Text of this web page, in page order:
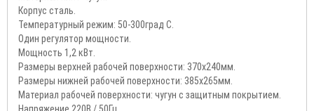
Корпус сталь.
Температурный режим: 50-300град С.
Один регулятор мощности.
Мощность 1,2 кВт.
Размеры верхней рабочей поверхности: 370х240мм.
Размеры нижней рабочей поверхности: 385х265мм.
Материал рабочей поверхности: чугун с защитным покрытием.
Напряжение 220В / 50Гц.